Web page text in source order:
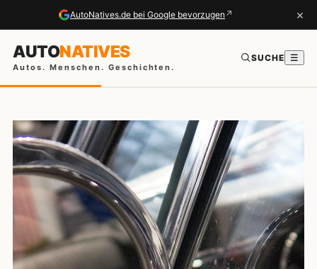
AutoNatives.de bei Google bevorzugen ↗ ×
AUTONATIVES
Autos. Menschen. Geschichten.
SUCHE ☰